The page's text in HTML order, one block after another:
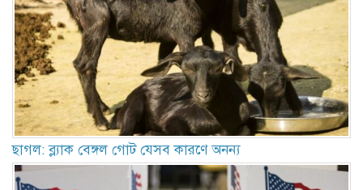
ছাগল: ব্ল্যাক বেঙ্গল গোট যেসব কারণে অনন্য